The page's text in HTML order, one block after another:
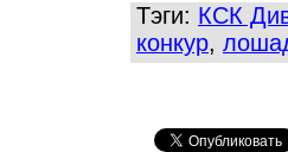
Тэги: КСК
конкур,